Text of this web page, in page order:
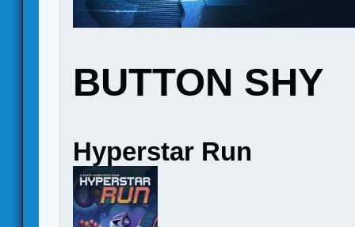
BUTTON SHY
Hyperstar Run